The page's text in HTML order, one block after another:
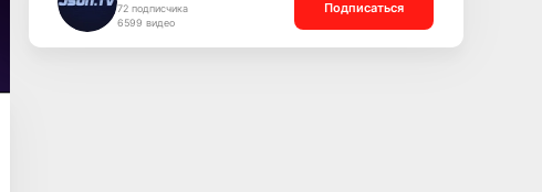
72 подписчика
6599 видео
Подписаться